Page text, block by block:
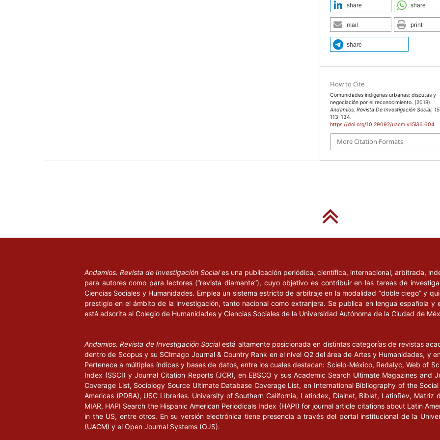
share share
mail print
share
How to Cite
Comunidades indígenas urbanas: disputas y
negociación por el reconocimiento. (2018).
Andamios, Revista De Investigación Social, 15
113-134.
https://doi.org/10.29092/uacm.v15i36.604
More Citation Formats
Andamios. Revista de Investigación Sociales una publicación periódica, científica, internacional, arbitrada,
para autores como para lectores (“revista diamante”), cuyo objetivo es contribuir en las tareas de
Ciencias Sociales y Humanidades. Emplea un sistema estricto de arbitraje en la modalidad “doble ciego” y
prestigio en el ámbito de la investigación, tanto nacional como extranjera. Se publica en lengua española
está adscrita al Colegio de Humanidades y Ciencias Sociales de la Universidad Autónoma de la Ciudad de
Andamios. Revista de Investigación Socialestá altamente posicionada en distintas categorías de revistas
dentro de Scopus y su SCImago Journal & Country Rank en el nivel Q2 del área de Artes y Humanidades, y
Pertenece a múltiples índices y bases de datos, entre los cuales destacan: Scielo-México, Redalyc, Web of
Index (SSCI) y Journal Citation Reports (JCR), en EBSCO y sus Academic Search Ultimate Magazines and
Coverage List, Sociology Source Ultimate Database Coverage List, en International Bibliography of the
Americas (PDBA), USC Libraries. University of Southern California, Latindex, Dialnet, Biblat, LatinRev, Matriz
MIAR, HAPI Search the Hispanic American Periodicals Index (HAPI) for journal article citations about Latin
in the US, entre otros. En su versión electrónica tiene presencia a través del portal institucional de la
(UACM) y el Open Journal Systems (OJS).